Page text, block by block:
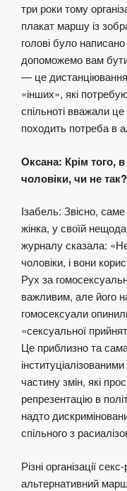
три роки тому
плакат маршу із
голові було
допоможемо вам
— це
«інших», які
спільноті вважали
походить потреба в
Оксана: Крім того,
чоловіки, чи не так?
Ізабель: Звісно,
жінка, у своїй
журналу сказала:
чоловіки, і вони
Рух за
важливим, але його
гомосексуали
«сексуальної
Це приблизно та
частину змін, які
репрезентацію в
надто
спільного з
Різні організації
альтернативний